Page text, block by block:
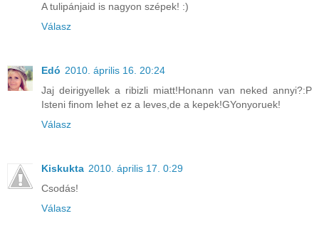
A tulipánjaid is nagyon szépek! :)
Válasz
Edó 2010. április 16. 20:24
Jaj deirigyellek a ribizli miatt!Honann van neked annyi?:P
Isteni finom lehet ez a leves,de a kepek!GYonyoruek!
Válasz
Kiskukta 2010. április 17. 0:29
Csodás!
Válasz